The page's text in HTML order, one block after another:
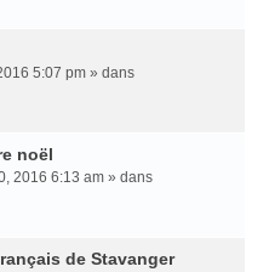
5:07 pm » dans
noël
2016 6:13 am » dans
de Stavanger